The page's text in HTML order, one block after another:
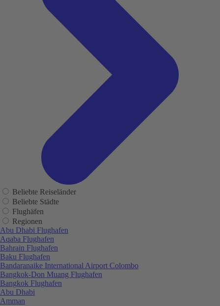
Beliebte Reiseländer
Beliebte Städte
Flughäfen
Regionen
Abu Dhabi Flughafen
Aqaba Flughafen
Bahrain Flughafen
Baku Flughafen
Bandaranaike International Airport Colombo
Bangkok-Don Muang Flughafen
Bangkok Flughafen
Abu Dhabi
Amman